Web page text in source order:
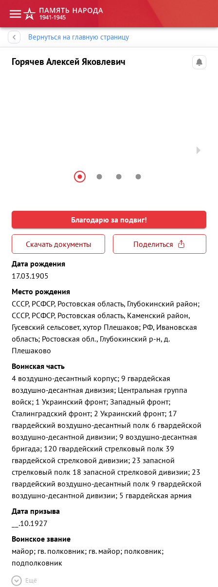
Вернуться на главную страницу
Горячев Алексей Яковлевич
Благодарю за подвиг!
Скачать документы
Поделиться
Дата рождения
17.03.1905
Место рождения
СССР, РСФСР, Ростовская область, Глубокинский район;
СССР, РСФСР, Ростовская область, Каменский район,
Гусевский сельсовет, хутор Плешаков; РФ, Ивановская
область; Ростовская обл., Глубокинский р-н, д.
Плешаково
Воинская часть
4 воздушно-десантный корпус; 9 гвардейская
воздушно-десантная дивизия; Центральная группа
войск; 1 Украинский фронт; Западный фронт;
Сталинградский фронт; 2 Украинский фронт; 17
гвардейский воздушно-десантный полк 6 гвардейской
воздушно-десантной дивизии; 9 воздушно-десантная
бригада; 120 гвардейский стрелковый полк 39
гвардейской стрелковой дивизии; 23 запасной
стрелковый полк 18 запасной стрелковой дивизии; 23
гвардейский воздушно-десантный полк 9 гвардейской
воздушно-десантной дивизии; 5 гвардейская армия
Дата призыва
__.10.1927
Воинское звание
майор; гв. полковник; гв. майор; полковник;
подполковник
Ещё
Память народа